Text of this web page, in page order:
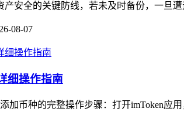
安全的关键防线，若未及时备份，一旦
08-07
细操作指南
加币种的完整操作步骤：打开imToken应